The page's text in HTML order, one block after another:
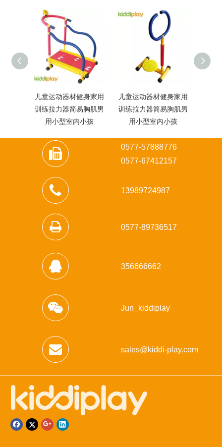
儿童运动器材健身家用
训练拉力器简易胸肌男
用小型室内小孩
儿童运动器材健身家用
训练拉力器简易胸肌男
用小型室内小孩
0577-57888776
0577-67412157
13989724987
0577-89736517
356666662
Jun_kiddiplay
sales@kiddi-play.com